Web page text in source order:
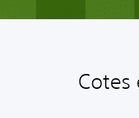
Cotes